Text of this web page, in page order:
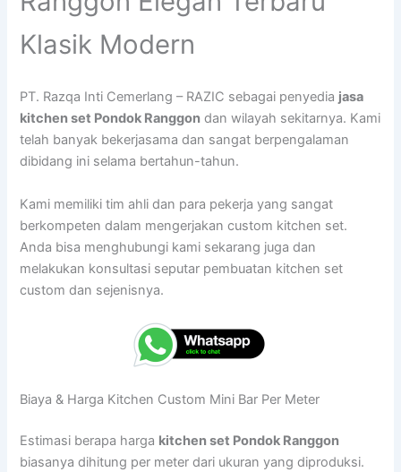
Klasik Modern
PT. Razqa Inti Cemerlang – RAZIC sebagai penyedia jasa
kitchen set Pondok Ranggon dan wilayah sekitarnya. Kami
telah banyak bekerjasama dan sangat berpengalaman
dibidang ini selama bertahun-tahun.
Kami memiliki tim ahli dan para pekerja yang sangat
berkompeten dalam mengerjakan custom kitchen set.
Anda bisa menghubungi kami sekarang juga dan
melakukan konsultasi seputar pembuatan kitchen set
custom dan sejenisnya.
Biaya & Harga Kitchen Custom Mini Bar Per Meter
Estimasi berapa harga kitchen set Pondok Ranggon
biasanya dihitung per meter dari ukuran yang diproduksi.